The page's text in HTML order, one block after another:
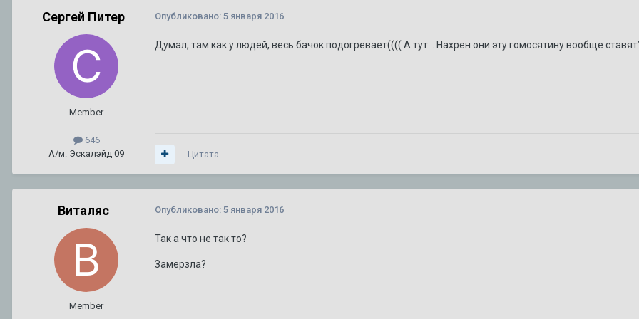
Автор:A446MO ,24 июня 2011 вEscalade III 2006 — 2014
Сгорела коробка на 280000км. Как предотвратить в следующий раз? Доп. охлаждение?
Автор: zelevsky23 29 июня
2005 (и ещё 2)
Сергей Питер
Member
646
А/м: Эскалэйд 09
Опубликовано: 5 января 2016
Думал, там как у людей, весь бачок подогревает(((( А тут... Нахрен они эту гомосятину вообще
Цитата
Виталяс
Member
Опубликовано: 5 января 2016
Так а что не так то?
Замерзла?